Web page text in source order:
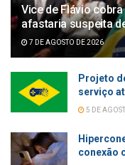
Vice de Flávio
afastaria suspeita
7 DE AGOSTO DE 2026
Projeto
serviço
5 DE
conexão